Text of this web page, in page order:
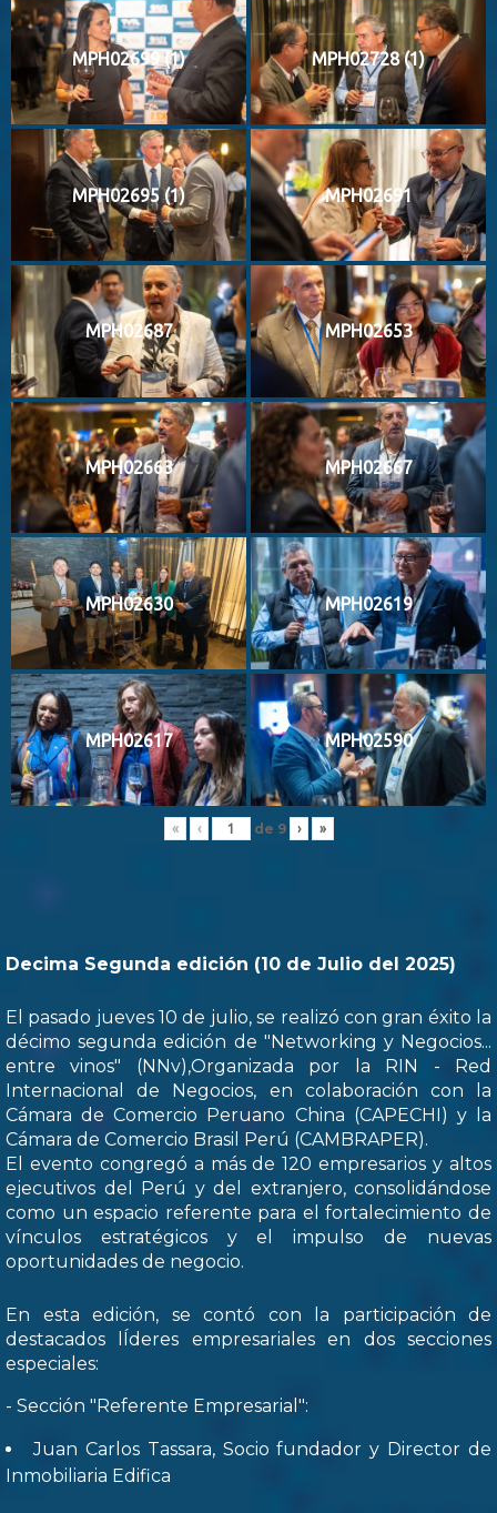
MPH02699 (1) MPH02728 (1)
MPH02695 (1) MPH02691
MPH02687 MPH02653
MPH02663 MPH02667
MPH02630 MPH02619
MPH02617 MPH02590
« ‹ de 9 › »
Decima Segunda edición (10 de Julio del 2025)
El pasado jueves 10 de julio, se realizó con gran éxito la
décimo segunda edición de "Networking y Negocios...
entre vinos" (NNv),Organizada por la RIN - Red
Internacional de Negocios, en colaboración con la
Cámara de Comercio Peruano China (CAPECHI) y la
Cámara de Comercio Brasil Perú (CAMBRAPER).
El evento congregó a más de 120 empresarios y altos
ejecutivos del Perú y del extranjero, consolidándose
como un espacio referente para el fortalecimiento de
vínculos estratégicos y el impulso de nuevas
oportunidades de negocio.
En esta edición, se contó con la participación de
destacados lÍderes empresariales en dos secciones
especiales:
- Sección "Referente Empresarial":
Juan Carlos Tassara, Socio fundador y Director de
Inmobiliaria Edifica